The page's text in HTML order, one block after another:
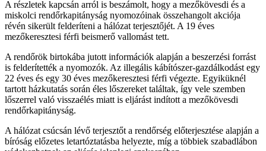
A részletek kapcsán arról is beszámolt, hogy a mezőkövesdi és a
miskolci rendőrkapitányság nyomozóinak összehangolt akciója
révén sikerült felderíteni a hálózat terjesztőjét. A 19 éves
mezőkeresztesi férfi beismerő vallomást tett.
A rendőrök birtokába jutott információk alapján a beszerzési forrást
is felderítették a nyomozók. Az illegális kábítószer-gazdálkodást egy
22 éves és egy 30 éves mezőkeresztesi férfi végezte. Egyiküknél
tartott házkutatás során éles lőszereket találtak, így vele szemben
lőszerrel való visszaélés miatt is eljárást indított a mezőkövesdi
rendőrkapitányság.
A hálózat csúcsán lévő terjesztőt a rendőrség előterjesztése alapján a
bíróság előzetes letartóztatásba helyezte, míg a többiek szabadlábon